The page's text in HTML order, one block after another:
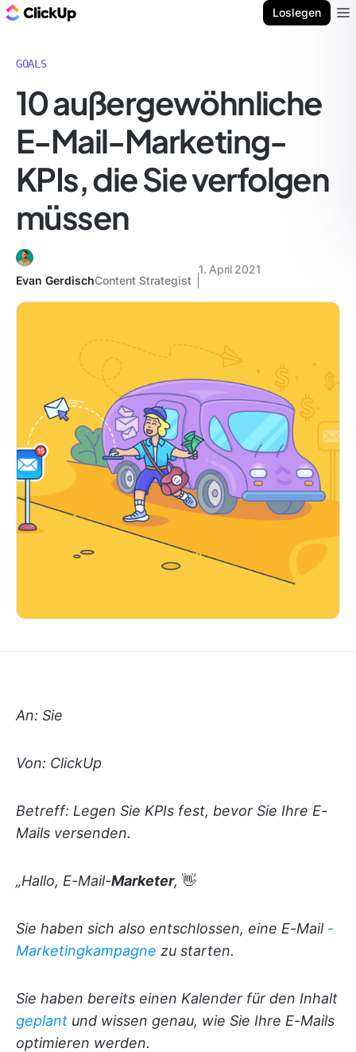
Loslegen
GOALS
10 außergewöhnliche
E-Mail-Marketing-
KPIs, die Sie verfolgen
müssen
Evan GerdischContent Strategist
1. April 2021
An: Sie
Von: ClickUp
Betreff: Legen Sie KPIs fest, bevor Sie Ihre E-
Mails versenden.
„Hallo, E-Mail-Marketer, 👋
Sie haben sich also entschlossen, eine E-Mail -
Marketingkampagne zu starten.
Sie haben bereits einen Kalender für den Inhalt
geplant und wissen genau, wie Sie Ihre E-Mails
optimieren werden.